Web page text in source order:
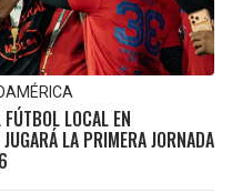
LOCAL EN
LA PRIMERA JORNADA